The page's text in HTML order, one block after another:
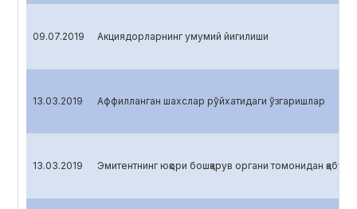
09.07.2019 Акциядорларнинг умумий йигилиши
13.03.2019 Аффилланган шахслар рўйхатидаги ўзгаришлар
13.03.2019 Эмитентнинг юқори бошқарув органи томонидан қабул